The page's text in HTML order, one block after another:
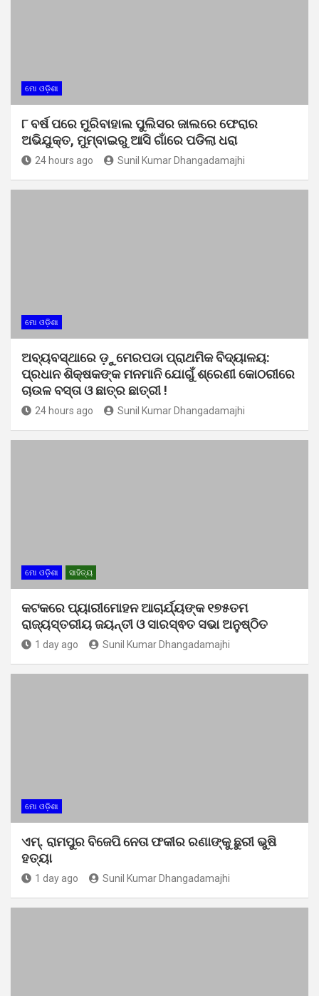
ମୋ ଓଡ଼ିଶା
୮ ବର୍ଷ ପରେ ମୁରିବାହାଲ ପୁଲିସର ଜାଲରେ ଫେରାର
ଅଭିଯୁକ୍ତ, ମୁମ୍ବାଇରୁ ଆସି ଗାଁରେ ପଡିଲା ଧରା
24 hours ago Sunil Kumar Dhangadamajhi
ମୋ ଓଡ଼ିଶା
ଅବ୍ୟବସ୍ଥାରେ ଡ଼ୁମେରପଡା ପ୍ରାଥମିକ ବିଦ୍ୟାଳୟ:
ପ୍ରଧାନ ଶିକ୍ଷକଙ୍କ ମନମାନି ଯୋଗୁଁ ଶ୍ରେଣୀ କୋଠରୀରେ
ଚାଉଳ ବସ୍ତା ଓ ଛାତ୍ର ଛାତ୍ରୀ !
24 hours ago Sunil Kumar Dhangadamajhi
ମୋ ଓଡ଼ିଶା ସାହିତ୍ୟ
କଟକରେ ପ୍ୟାରୀମୋହନ ଆଚାର୍ଯ୍ୟଙ୍କ ୧୭୫ତମ
ରାଜ୍ୟସ୍ତରୀୟ ଜୟନ୍ତୀ ଓ ସାରସ୍ଵତ ସଭା ଅନୁଷ୍ଠିତ
1 day ago Sunil Kumar Dhangadamajhi
ମୋ ଓଡ଼ିଶା
ଏମ୍. ରାମପୁର ବିଜେପି ନେତା ଫକୀର ରଣାଙ୍କୁ ଛୁରୀ ଭୁଷି
ହତ୍ୟା
1 day ago Sunil Kumar Dhangadamajhi